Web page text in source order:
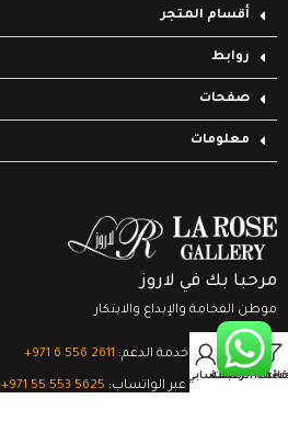
أقسام المتجر
روابط
صفحات
معلومات
مرحبا بك في لاروز
موطن الفخامة والإبداع والابتكار
تواصل مع خدمة الدعم: ‎+971 6 556 2611
الدعم الفني عبر الواتساب: ‎+971 55 553 5625
قائمة الرغبات
0
السلةحسابي